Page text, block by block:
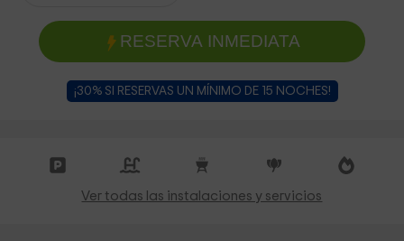
RESERVA INMEDIATA
¡30% SI RESERVAS UN MÍNIMO DE 15 NOCHES!
Ver todas las instalaciones y servicios